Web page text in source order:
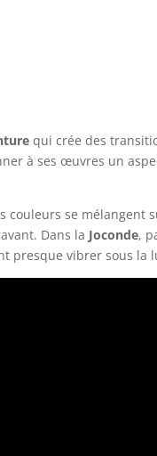
qui crée des
à ses œuvres un
couleurs se mélangent
Dans la Joconde,
presque vibrer sous la